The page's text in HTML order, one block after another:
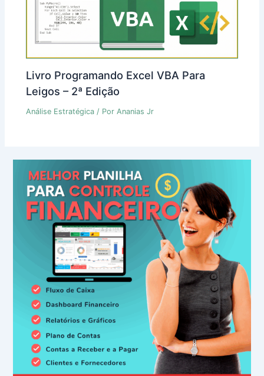
Livro Programando Excel VBA Para
Leigos – 2ª Edição
Análise Estratégica / PorAnanias Jr